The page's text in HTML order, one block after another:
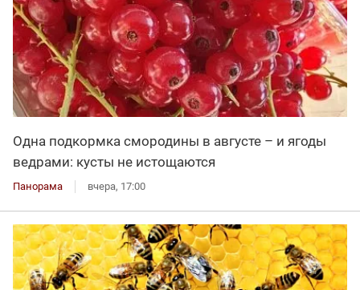
Одна подкормка смородины в августе – и ягоды
ведрами: кусты не истощаются
Панорама вчера, 17:00